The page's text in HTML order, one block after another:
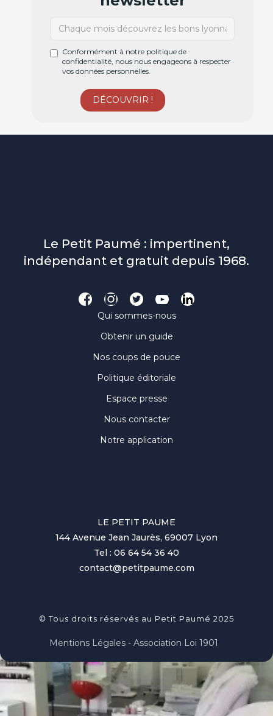
Conformément à notre politique de
confidentialité, nous nous engageons à respecter
vos données personnelles.
Le Petit Paumé : impertinent,
indépendant et gratuit depuis 1968.
Qui sommes-nous
Obtenir un guide
Nos coups de pouce
Politique éditoriale
Espace presse
Nous contacter
Notre application
LE PETIT PAUME
144 Avenue Jean Jaurès, 69007 Lyon
Tel : 06 64 54 36 40
contact@petitpaume.com
© Tous droits réservés au Petit Paumé 2025
Mentions Légales - Association Loi 1901